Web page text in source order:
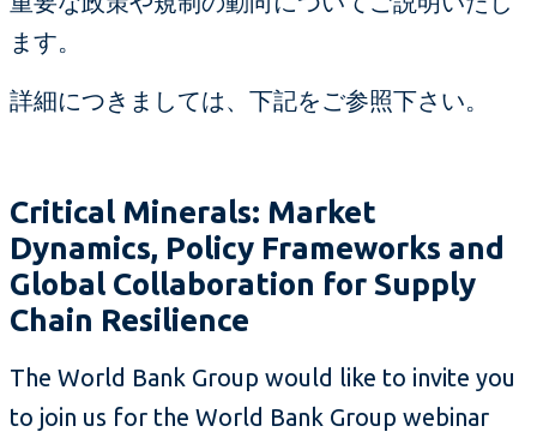
ます。
詳細につきましては、下記をご参照下さい。
Critical Minerals: Market
Dynamics, Policy Frameworks and
Global Collaboration for Supply
Chain Resilience
The World Bank Group would like to invite you
to join us for the World Bank Group webinar